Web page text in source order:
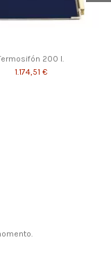
200 l.
1.174,51 €